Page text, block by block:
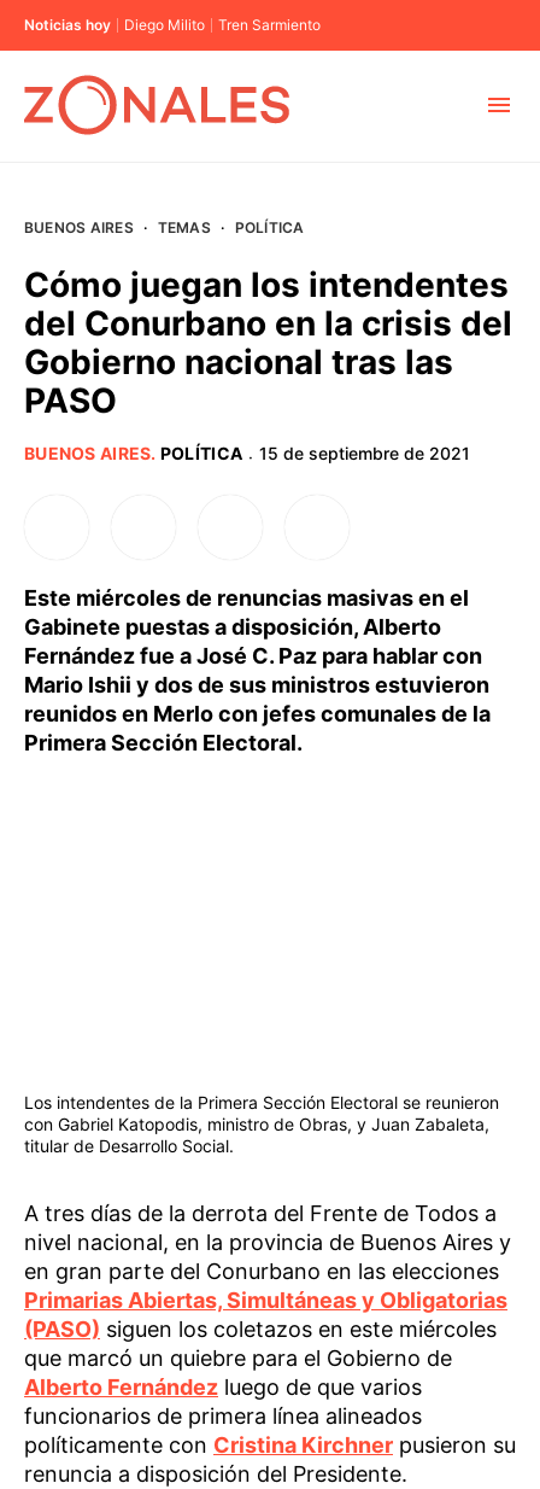
Noticias hoy Diego Milito Tren Sarmiento
BUENOS AIRES
PROVINCIAS
BUENOS AIRES · TEMAS · POLÍTICA
Cómo juegan los intendentes
del Conurbano en la crisis del
Gobierno nacional tras las
PASO
BUENOS AIRES. POLÍTICA · 15 de septiembre de 2021
Este miércoles de renuncias masivas en el
Gabinete puestas a disposición, Alberto
Fernández fue a José C. Paz para hablar con
Mario Ishii y dos de sus ministros estuvieron
reunidos en Merlo con jefes comunales de la
Primera Sección Electoral.
Los intendentes de la Primera Sección Electoral se reunieron
con Gabriel Katopodis, ministro de Obras, y Juan Zabaleta,
titular de Desarrollo Social.
A tres días de la derrota del Frente de Todos a
nivel nacional, en la provincia de Buenos Aires y
en gran parte del Conurbano en las elecciones
Primarias Abiertas, Simultáneas y Obligatorias
(PASO) siguen los coletazos en este miércoles
que marcó un quiebre para el Gobierno de
Alberto Fernández luego de que varios
funcionarios de primera línea alineados
políticamente con Cristina Kirchner pusieron su
renuncia a disposición del Presidente.